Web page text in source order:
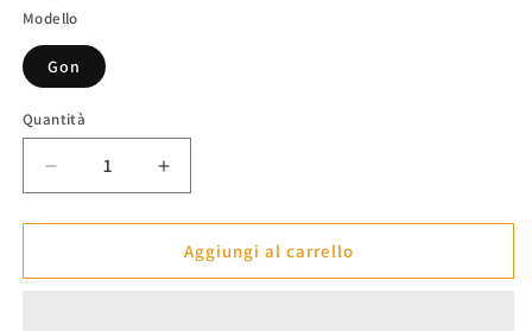
di
listino
Modello
Gon
Quantità
Diminuisci
quantità
per
POP
Aumenta
quantità
per
Funko
POP
Aggiungi al carrello